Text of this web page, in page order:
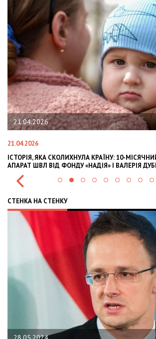
02.02.2026
02.02.2026
OLEKSII ABASOV: HOW UKRAINIAN
INTERNATIONAL INVESTMENTS AND
СТЕНКА НА СТЕНКУ